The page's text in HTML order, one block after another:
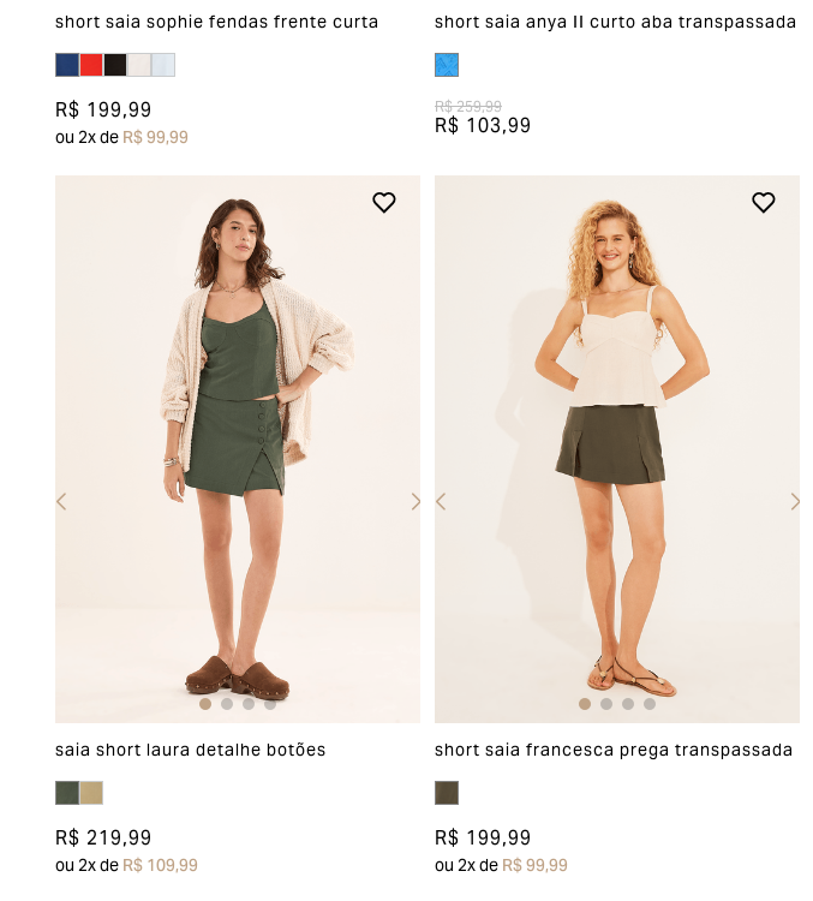
short saia sophie fendas frente curta
R$ 199,99
ou2x deR$ 99,99
short saia anya II curto aba transpassada
R$ 259,99
R$ 103,99
saia short laura detalhe botões
R$ 219,99
ou2x deR$ 109,99
short saia francesca prega transpassada
R$ 199,99
ou2x deR$ 99,99